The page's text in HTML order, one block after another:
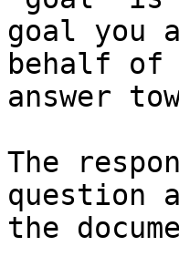
goal you
behalf
answer
The
question
the